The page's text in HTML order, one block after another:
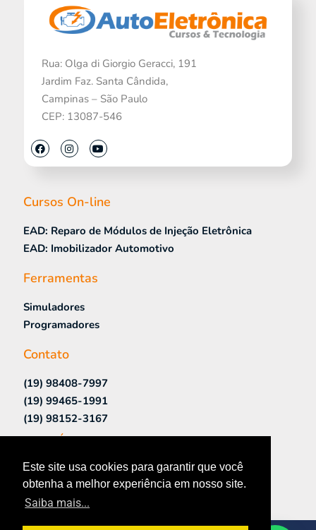
Este site usa cookies para garantir que você
obtenha a melhor experiência em nosso site.
Saiba mais...
Rua: Olga di Giorgio Geracci, 191
Jardim Faz. Santa Cândida,
Campinas – São Paulo
CEP: 13087-546
Cursos On-line
EAD: Reparo de Módulos de Injeção Eletrônica
EAD: Imobilizador Automotivo
Ferramentas
Simuladores
Programadores
Contato
(19) 98408-7997
(19) 99465-1991
(19) 98152-3167
Links Úteis
Cursos Presenciais
Contato